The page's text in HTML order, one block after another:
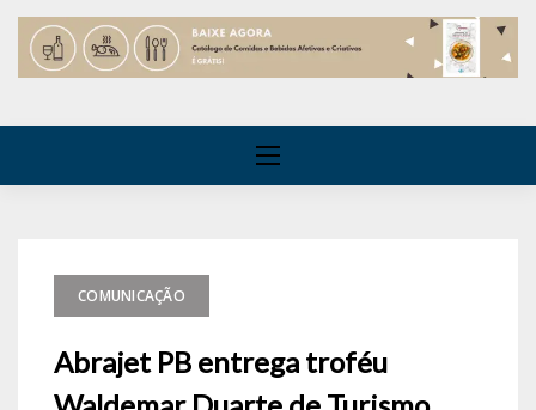
COMUNICAÇÃO
Abrajet PB entrega troféu